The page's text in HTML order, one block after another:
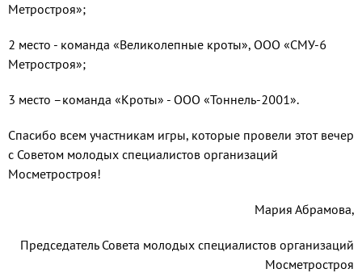
Метростроя»;
2 место - команда «Великолепные кроты», ООО «СМУ-6
Метростроя»;
3 место –команда «Кроты» - ООО «Тоннель-2001».
Спасибо всем участникам игры, которые провели этот вечер
с Советом молодых специалистов организаций
Мосметростроя!
Мария Абрамова,
Председатель Совета молодых специалистов организаций
Мосметростроя